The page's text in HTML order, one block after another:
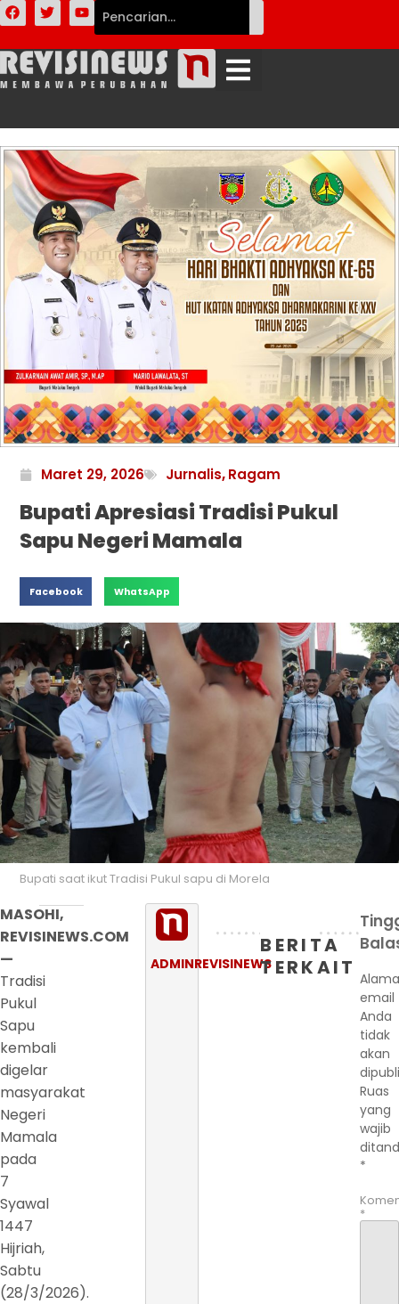
Maret 29, 2026 Jurnalis,Ragam
Bupati Apresiasi Tradisi Pukul
Sapu Negeri Mamala
Facebook WhatsApp
Bupati saat ikut Tradisi Pukul sapu di Morela
MASOHI,
REVISINEWS.COM
—
Tradisi
Pukul
Sapu
kembali
digelar
masyarakat
Negeri
Mamala
pada
7
Syawal
1447
Hijriah,
Sabtu
(28/3/2026).
ADMINREVISINEWS
BERITA
TERKAIT
email
Anda
tidak
akan
Ruas
yang
wajib
*
*